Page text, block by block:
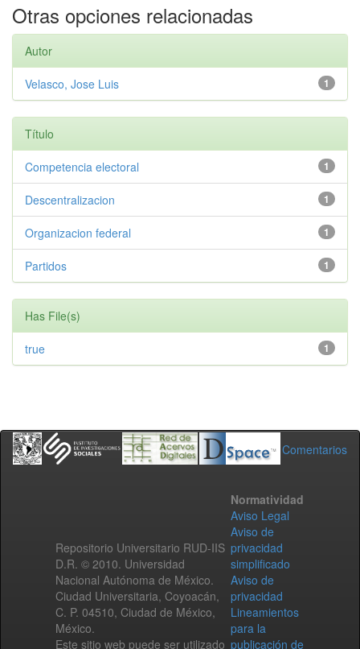
Otras opciones relacionadas
Autor
1
Velasco, Jose Luis
Título
1
Competencia electoral
1
Descentralizacion
1
Organizacion federal
1
Partidos
Has File(s)
1
true
Comentarios
Repositorio Universitario RUD-IIS
D.R. © 2010. Universidad
Nacional Autónoma de México.
Ciudad Universitaria, Coyoacán,
C. P. 04510, Ciudad de México,
México.
Este sitio web puede ser utilizado
Normatividad
Aviso Legal
Aviso de
privacidad
simplificado
Aviso de
privacidad
Lineamientos
para la
publicación de